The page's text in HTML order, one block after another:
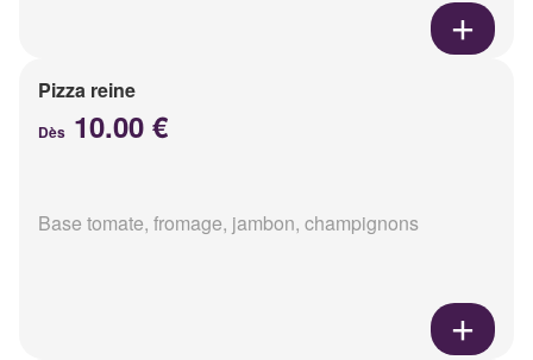
Pizza reine
Dès 10.00 €
Base tomate, fromage, jambon, champignons